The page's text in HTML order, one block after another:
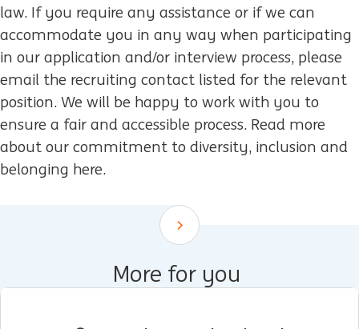
law. If you require any assistance or if we can
accommodate you in any way when participating
in our application and/or interview process, please
email the recruiting contact listed for the relevant
position. We will be happy to work with you to
ensure a fair and accessible process. Read more
about our commitment to diversity, inclusion and
belonging here.
Scroll down
More for you